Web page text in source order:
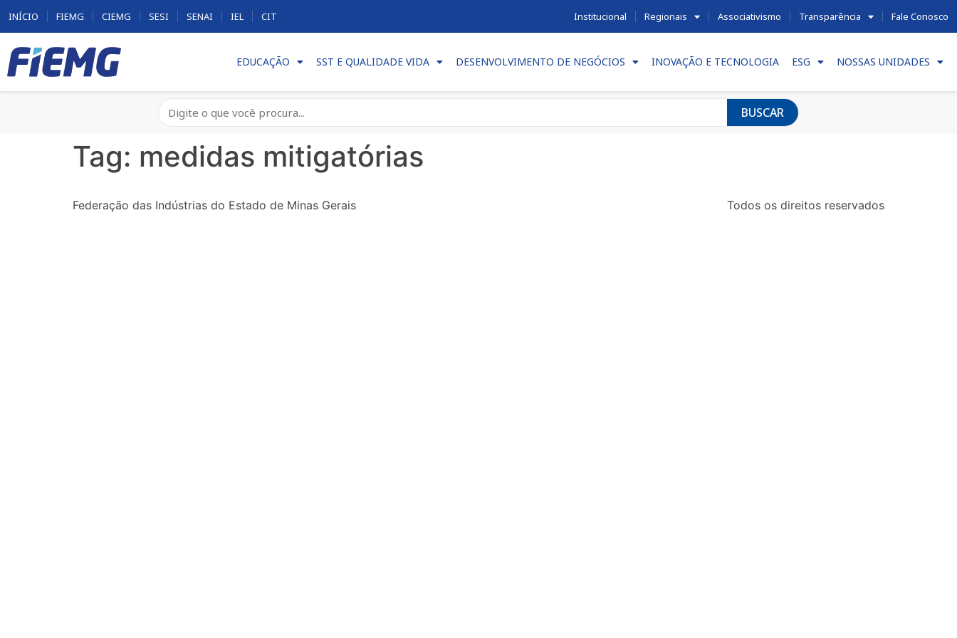
INÍCIO FIEMG CIEMG SESI SENAI IEL CIT Institucional Regionais Associativismo Transparência Fale Conosco
EDUCAÇÃO SST E QUALIDADE VIDA DESENVOLVIMENTO DE NEGÓCIOS INOVAÇÃO E TECNOLOGIA ESG NOSSAS UNIDADES
BUSCAR
Tag: medidas mitigatórias
Federação das Indústrias do Estado de Minas Gerais Todos os direitos reservados